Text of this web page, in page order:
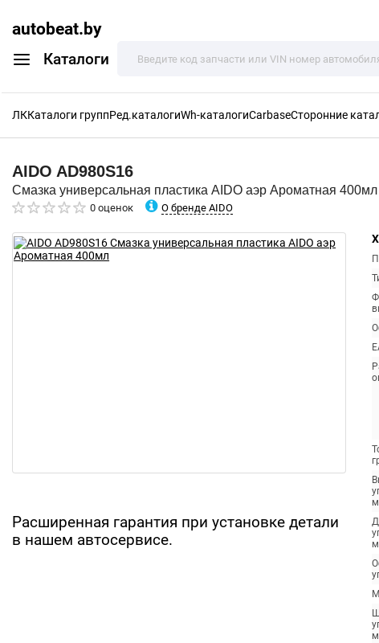
autobeat.by
Каталоги
ЛККаталоги группРед.каталогиWh-каталогиCarbaseСторонние
AIDO AD980S16
Смазка универсальная пластика AIDO аэр Ароматная 400мл
0 оценок О бренде AIDO
Расширенная гарантия при установке детали
в нашем автосервисе.